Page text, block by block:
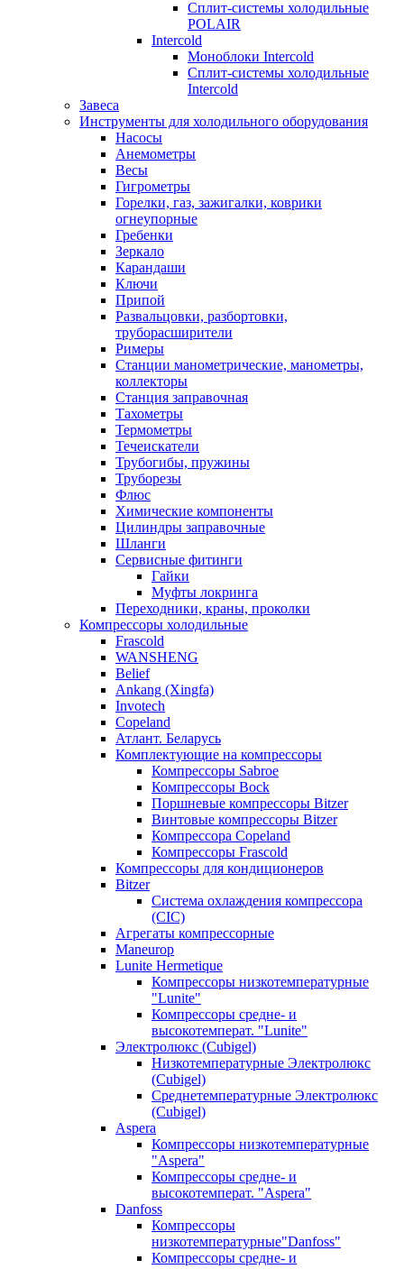
Сплит-системы холодильные
POLAIR
Intercold
Моноблоки Intercold
Сплит-системы холодильные
Intercold
Завеса
Инструменты для холодильного оборудования
Насосы
Анемометры
Весы
Гигрометры
Горелки, газ, зажигалки, коврики
огнеупорные
Гребенки
Зеркало
Карандаши
Ключи
Припой
Развальцовки, разбортовки,
труборасширители
Римеры
Станции манометрические, манометры,
коллекторы
Станция заправочная
Тахометры
Термометры
Течеискатели
Трубогибы, пружины
Труборезы
Флюс
Химические компоненты
Цилиндры заправочные
Шланги
Сервисные фитинги
Гайки
Муфты локринга
Переходники, краны, проколки
Компрессоры холодильные
Frascold
WANSHENG
Belief
Ankang (Xingfa)
Invotech
Copeland
Атлант. Беларусь
Комплектующие на компрессоры
Компрессоры Sabroe
Компрессоры Bock
Поршневые компрессоры Bitzer
Винтовые компрессоры Bitzer
Компрессора Copeland
Компрессоры Frascold
Компрессоры для кондиционеров
Bitzer
Система охлаждения компрессора
(CIC)
Агрегаты компрессорные
Maneurop
Lunite Hermetique
Компрессоры низкотемпературные
"Lunite"
Компрессоры средне- и
высокотемперат. "Lunite"
Электролюкс (Cubigel)
Низкотемпературные Электролюкс
(Cubigel)
Среднетемпературные Электролюкс
(Cubigel)
Aspera
Компрессоры низкотемпературные
"Aspera"
Компрессоры средне- и
высокотемперат. "Aspera"
Danfoss
Компрессоры
низкотемпературные"Danfoss"
Компрессоры средне- и